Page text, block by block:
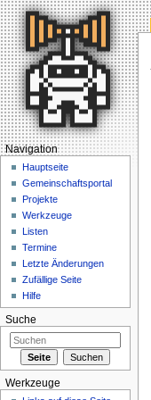
Navigation
Hauptseite
Gemeinschaftsportal
Projekte
Werkzeuge
Listen
Termine
Letzte Änderungen
Zufällige Seite
Hilfe
Suche
Werkzeuge